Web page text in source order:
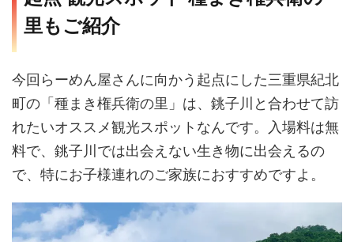
里もご紹介
今回らーめん屋さんに向かう起点にした三重県紀北
町の「種まき権兵衛の里」は、銚子川と合わせて訪
れたいオススメ観光スポットなんです。入場料は無
料で、銚子川では出会えない生き物に出会えるの
で、特にお子様連れのご家族におすすめですよ。